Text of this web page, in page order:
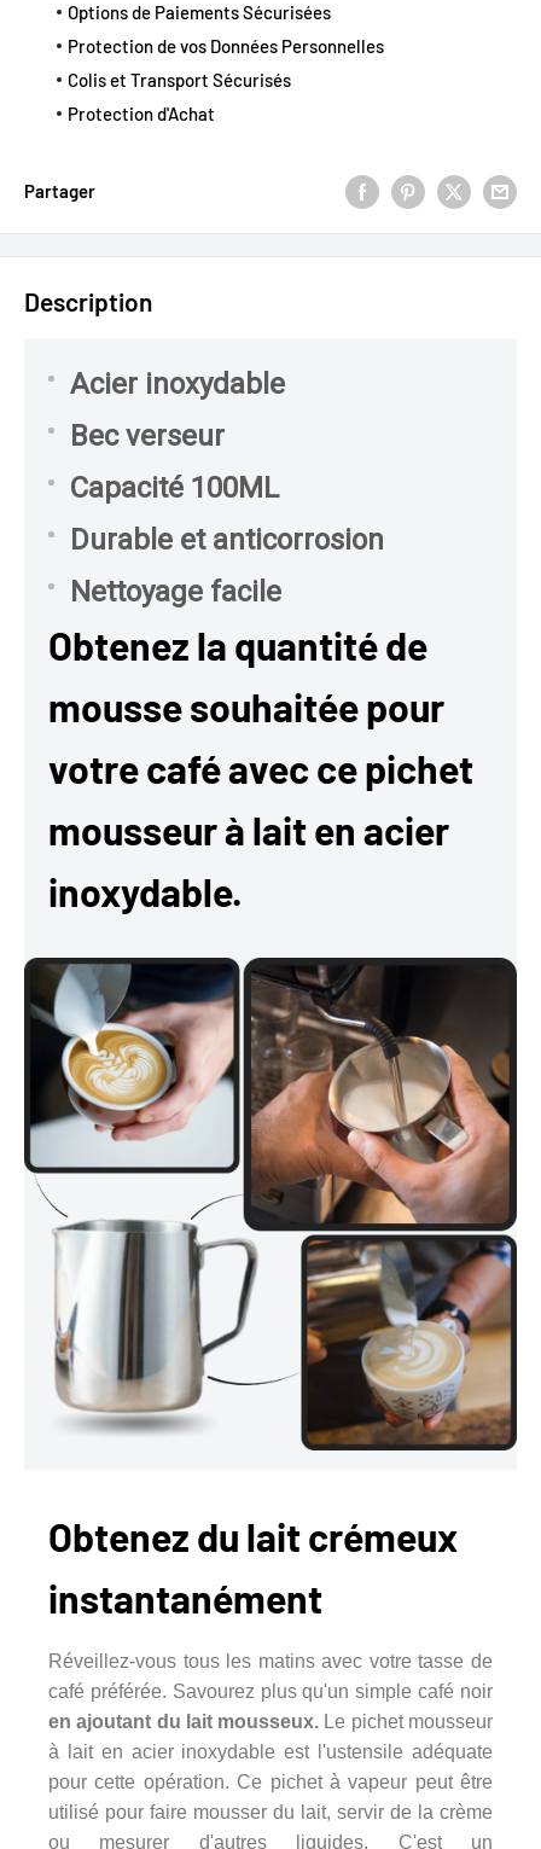
Options de Paiements Sécurisées
Protection de vos Données Personnelles
Colis et Transport Sécurisés
Protection d'Achat
Partager
Description
Acier inoxydable
Bec verseur
Capacité 100ML
Durable et anticorrosion
Nettoyage facile
Obtenez la quantité de
mousse souhaitée pour
votre café avec ce pichet
mousseur à lait en acier
inoxydable.
Obtenez du lait crémeux
instantanément
Réveillez-vous tous les matins avec votre tasse de
café préférée. Savourez plus qu'un simple café noir
en ajoutant du lait mousseux. Le pichet mousseur
à lait en acier inoxydable est l'ustensile adéquate
pour cette opération. Ce pichet à vapeur peut être
utilisé pour faire mousser du lait, servir de la crème
ou mesurer d'autres liquides. C'est un